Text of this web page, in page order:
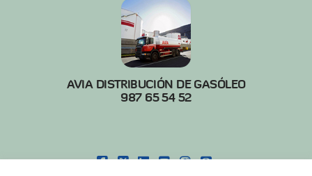
AVIA DISTRIBUCIÓN DE GASÓLEO
987 65 54 52